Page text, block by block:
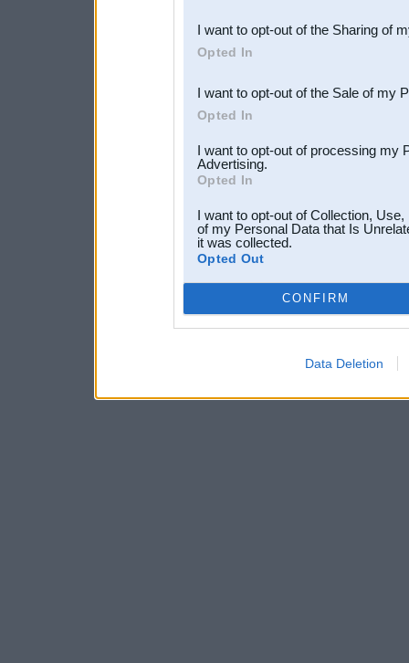
Downstream Participants
third parties.
I want to opt-out of the Sharing of
Opted In
I want to opt-out of the Sale of my
Opted In
I want to opt-out of processing my
Advertising.
Opted In
I want to opt-out of Collection,
of my Personal Data that Is
it was collected.
Opted Out
CONFIRM
Data Deletion